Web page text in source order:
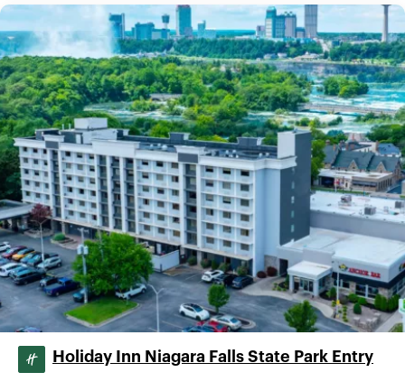
Holiday Inn Niagara Falls State Park Entry